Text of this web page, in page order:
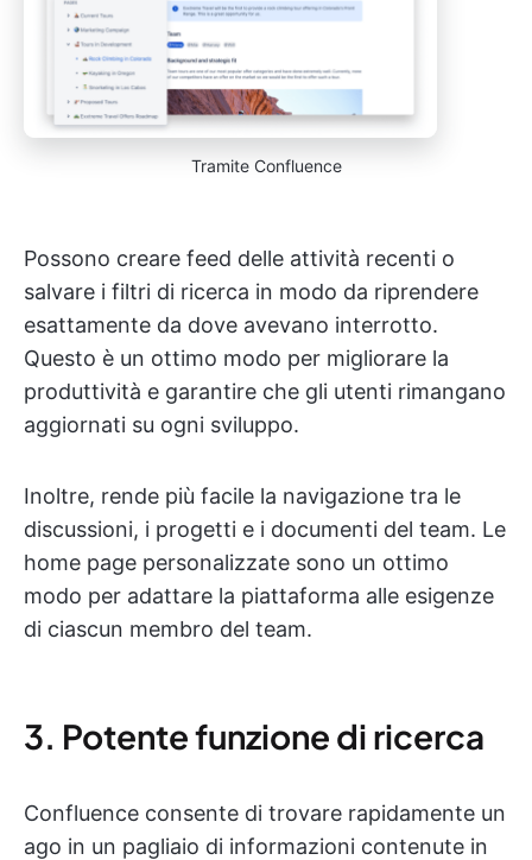
Tramite Confluence
Possono creare feed delle attività recenti o
salvare i filtri di ricerca in modo da riprendere
esattamente da dove avevano interrotto.
Questo è un ottimo modo per migliorare la
produttività e garantire che gli utenti rimangano
aggiornati su ogni sviluppo.
Inoltre, rende più facile la navigazione tra le
discussioni, i progetti e i documenti del team. Le
home page personalizzate sono un ottimo
modo per adattare la piattaforma alle esigenze
di ciascun membro del team.
3. Potente funzione di ricerca
Confluence consente di trovare rapidamente un
ago in un pagliaio di informazioni contenute in